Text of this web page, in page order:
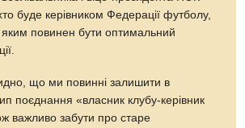
буде керівником Федерації футболу,
повинен бути оптимальний
що ми повинні залишити в
поєднання «власник клубу-керівник
важливо забути про старе